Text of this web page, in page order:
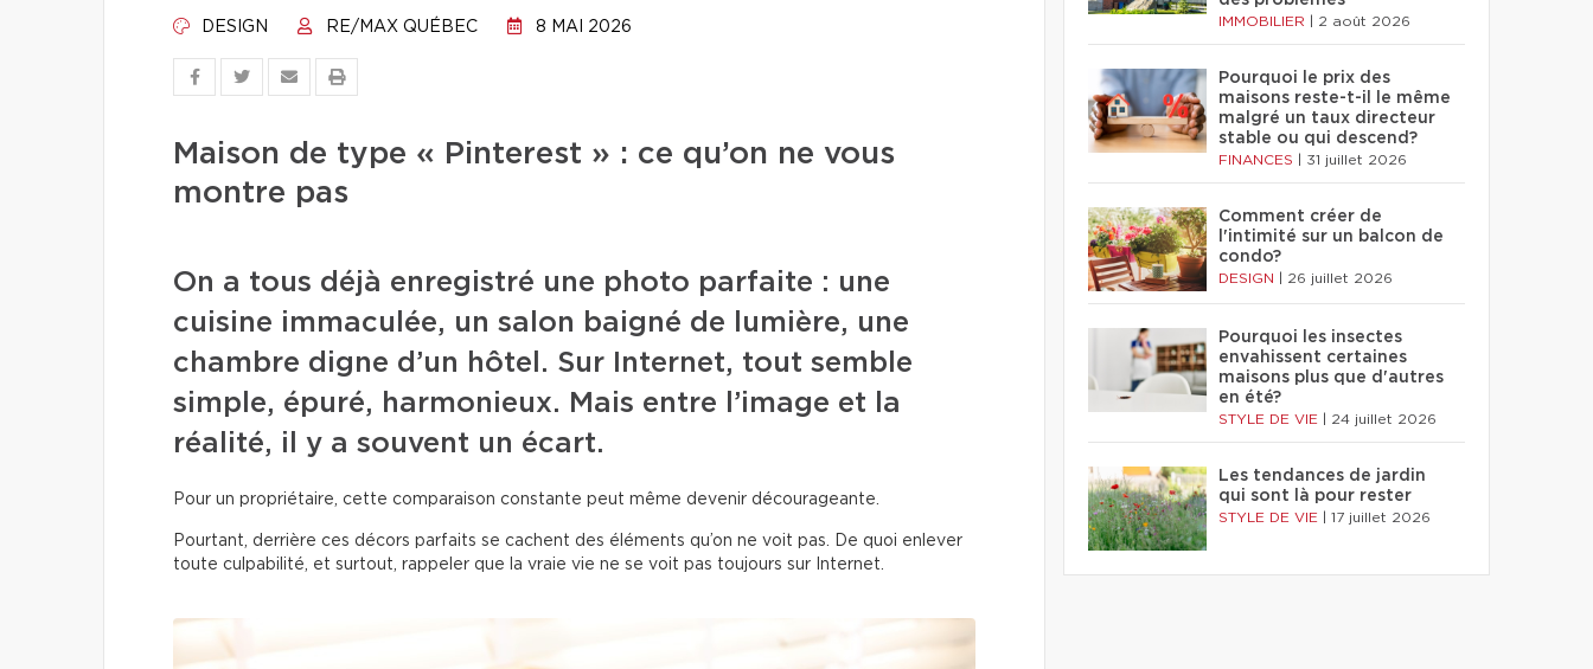
DESIGN RE/MAX QUÉBEC 8 MAI 2026
Maison de type « Pinterest » : ce qu’on ne vous
montre pas
On a tous déjà enregistré une photo parfaite : une
cuisine immaculée, un salon baigné de lumière, une
chambre digne d’un hôtel. Sur Internet, tout semble
simple, épuré, harmonieux. Mais entre l’image et la
réalité, il y a souvent un écart.
Pour un propriétaire, cette comparaison constante peut même devenir décourageante.
Pourtant, derrière ces décors parfaits se cachent des éléments qu’on ne voit pas. De quoi enlever
toute culpabilité, et surtout, rappeler que la vraie vie ne se voit pas toujours sur Internet.
IMMOBILIER 2 août 2026
Pourquoi le prix des
maisons reste-t-il le même
malgré un taux directeur
stable ou qui descend?
FINANCES 31 juillet 2026
Comment créer de
l'intimité sur un balcon de
condo?
DESIGN 26 juillet 2026
Pourquoi les insectes
envahissent certaines
maisons plus que d'autres
en été?
STYLE DE VIE 24 juillet 2026
Les tendances de jardin
qui sont là pour rester
STYLE DE VIE 17 juillet 2026